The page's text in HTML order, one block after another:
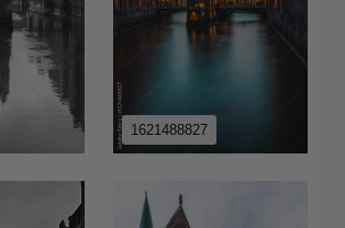
1621488827